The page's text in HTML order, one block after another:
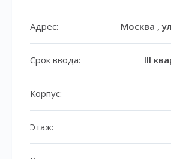
Адрес: Москва ,
Срок ввода: III
Корпус:
Этаж: